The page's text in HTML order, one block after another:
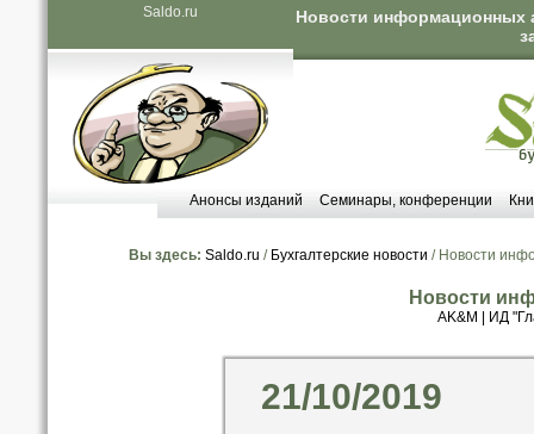
Saldo.ru
Новости информационных
Анонсы изданий Семинары, конференции
Вы здесь: Saldo.ru / Бухгалтерские новости / Новости
Новости
AK&M ИД
21/10/2019